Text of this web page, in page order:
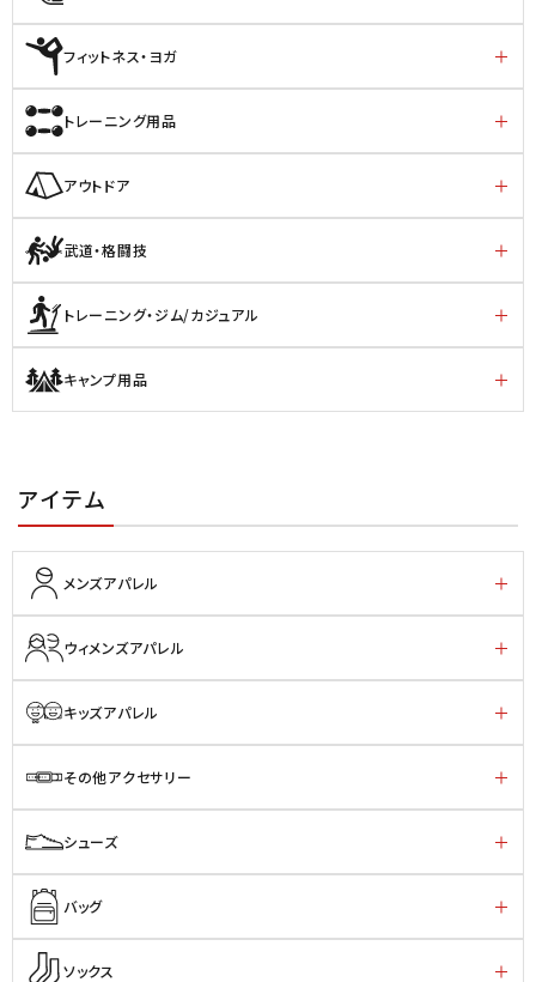
フィットネス・ヨガ
トレーニング用品
アウトドア
武道・格闘技
トレーニング・ジム/カジュアル
キャンプ用品
アイテム
メンズアパレル
ウィメンズアパレル
キッズアパレル
その他アクセサリー
シューズ
バッグ
ソックス